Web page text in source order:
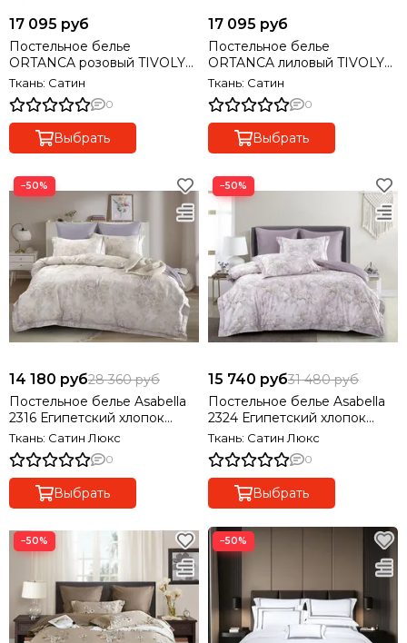
17 095 руб
Постельное белье
ORTANCA розовый TIVOLYO
HOME Турция
Ткань: Сатин
0
Выбрать
17 095 руб
Постельное белье
ORTANCA лиловый TIVOLYO
HOME Турция
Ткань: Сатин
0
Выбрать
−50%
14 180 руб28 360 руб
Постельное белье Asabella
2316 Египетский хлопок
Premium
Ткань: Сатин Люкс
0
Выбрать
−50%
15 740 руб31 480 руб
Постельное белье Asabella
2324 Египетский хлопок
Premium
Ткань: Сатин Люкс
0
Выбрать
−50% −50%